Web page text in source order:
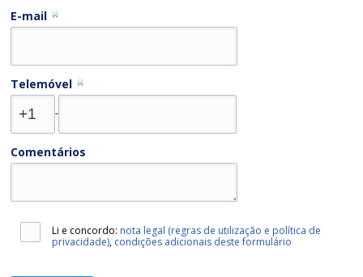
E-mail
Telemóvel
-
Comentários
Li e concordo: nota legal (regras de utilização e política de
privacidade), condições adicionais deste formulário